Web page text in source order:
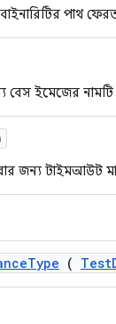
পাথ
বেস ইমেজের
জন্য টাইমআউট
Type ( Test